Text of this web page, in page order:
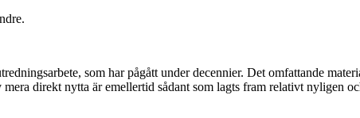
som har pågått under decennier. Det omfattande
direkt nytta är emellertid sådant som lagts fram relativt nyligen